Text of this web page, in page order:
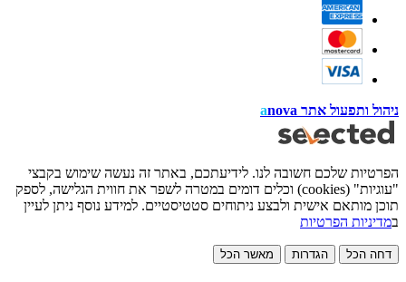
ניהול ותפעול אתר anova
הפרטיות שלכם חשובה לנו. לידיעתכם, באתר זה נעשה שימוש בקבצי
"עוגיות" (cookies) וכלים דומים במטרה לשפר את חווית הגלישה, לספק
תוכן מותאם אישית ולבצע ניתוחים סטטיסטיים. למידע נוסף ניתן לעיין
במדיניות הפרטיות
דחה הכל הגדרות מאשר הכל